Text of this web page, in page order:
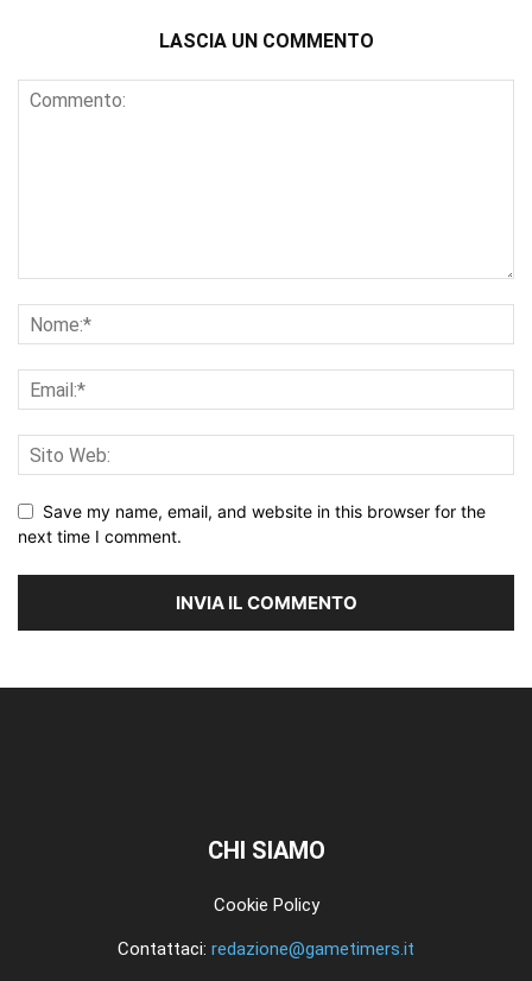
LASCIA UN COMMENTO
Save my name, email, and website in this browser for the
next time I comment.
CHI SIAMO
Cookie Policy
Contattaci: redazione@gametimers.it